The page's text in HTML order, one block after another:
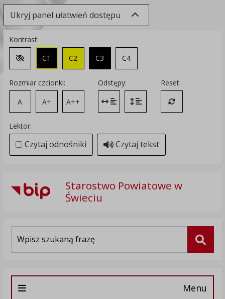
Ukryj panel ułatwień dostępu
Kontrast:
Zmień kontrast na domyślny
C1 C2 C3 C4
Rozmiar czcionki:
A
A+ A++
Odstępy:
Zmień odstęp między literami
Zmień interlinię i margines
Reset:
Przywróć
Lektor:
Czytaj odnośniki Czytaj tekst
Starostwo Powiatowe w
Świeciu
Menu